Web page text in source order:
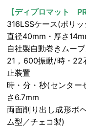
【ディプロマット
316LSSケース(ポリ
直径40mm・厚さ
自社製自動巻きムー
21，600振動/時・22
止装置
時・分・秒(センタ
さ6.7mm
両面削り出し成形ボ
ム型／チェコ製)